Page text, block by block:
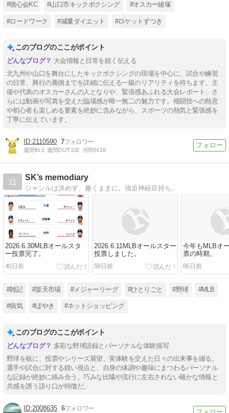
#徳心会KC #山口市キックボクシング #オスカー綾塚
#ロードワーク #減量ダイエット #ロケットずつき
このブログのここがポイント
大会情報と日常を鋭く伝える
北九州や山口を舞台にしたキックボクシングの現場を中心に、試合や練習
の日常、興行の裏側までを詳細に伝える一級のリアリティを持ちます。主
催や代表のオスカーさんの人となりや、緊張感あふれる大会レポート、さ
らには動画や写真を交えた臨場感が唯一無二の魅力です。格闘技への熱意
や初心者も楽しめる要素を絶妙に含みながら、スポーツの熱気と緊張感を
丁寧に伝えています。
2110590 7
週間IN:2 週間OUT:102 月間IN:18
11
SK’s memodiary
ジャンルは決めず、趣くままに。強迫神経症持ち。
2026.6.30MLBオールスタ
ー投票完了。
40日前
2026.6.11MLBオールスター
投票しました。
59日前
今年もMLBオ
票の時期。
66日前
#雑記 #楽天市場 #メジャーリーグ #ひとりごと #野球 #MLB
#病気 #ぼやき #ネットショッピング
このブログのここがポイント
多彩な野球語録とパーソナルな体験描写
野球を核に、投票やシリーズ展望、実体験を交えた日々の出来事を綴る。
選手や試合に対する鋭い視点と、自身の体調や趣味にまつわるパーソナル
な記録が絶妙に絡み合う。巧みな比喩や流行に左右されない確かな情報と
共感を誘う語り口が特徴だ。
2008635 6